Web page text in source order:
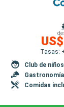
Tasas:
Club de
Comidas